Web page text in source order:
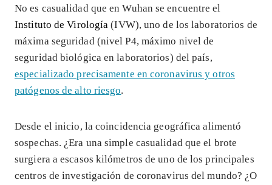
No es casualidad que en Wuhan se encuentre el
Instituto de Virología (IVW), uno de los laboratorios de
máxima seguridad (nivel P4, máximo nivel de
seguridad biológica en laboratorios) del país,
especializado precisamente en coronavirus y otros
patógenos de alto riesgo.
Desde el inicio, la coincidencia geográfica alimentó
sospechas. ¿Era una simple casualidad que el brote
surgiera a escasos kilómetros de uno de los principales
centros de investigación de coronavirus del mundo? ¿O